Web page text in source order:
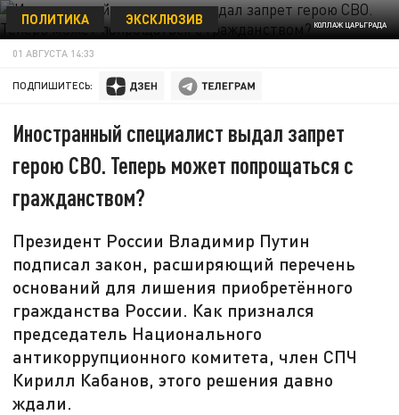
КОЛЛАЖ ЦАРЬГРАДА
ПОЛИТИКА ЭКСКЛЮЗИВ
01 АВГУСТА 14:33
ПОДПИШИТЕСЬ:
Иностранный специалист выдал запрет
герою СВО. Теперь может попрощаться с
гражданством?
Президент России Владимир Путин
подписал закон, расширяющий перечень
оснований для лишения приобретённого
гражданства России. Как признался
председатель Национального
антикоррупционного комитета, член СПЧ
Кирилл Кабанов, этого решения давно
ждали.